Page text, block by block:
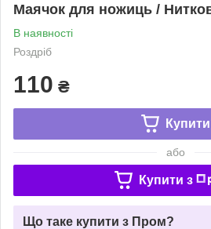
Маячок для ножиць /
В наявності
Роздріб
110 ₴
Купити
або
Купити з
Що таке купити з Пром?